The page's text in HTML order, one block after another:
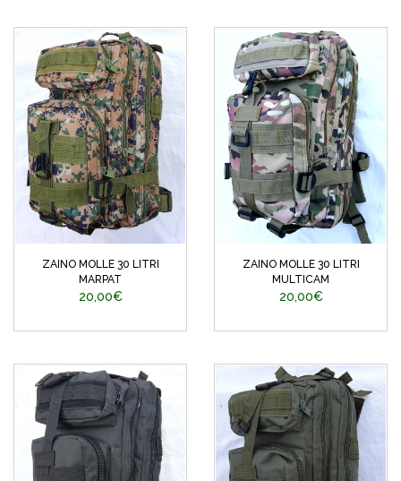
ZAINO MOLLE 30 LITRI
MARPAT
20,00€
ZAINO MOLLE 30 LITRI
MULTICAM
20,00€